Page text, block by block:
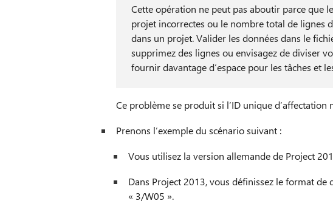
Cette opération ne peut pas aboutir parce que
projet incorrectes ou le nombre total de lignes
dans un projet. Valider les données dans le
supprimez des lignes ou envisagez de diviser
fournir davantage d’espace pour les tâches et
Ce problème se produit si l’ID unique d’affectation
Prenons l’exemple du scénario suivant :
Vous utilisez la version allemande de Project
Dans Project 2013, vous définissez le format de
« 3/W05 ».